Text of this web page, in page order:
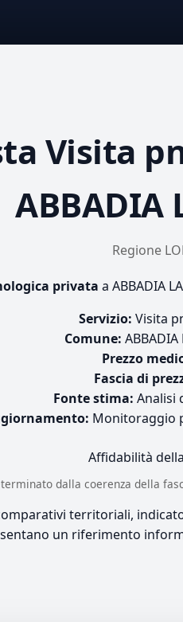
Visita
ABBADIA
Regione
privata a ABBADIA
Servizio: Visita
Comune: ABBADIA
Prezzo
Fascia di
Fonte stima: Analisi
Monitoraggio
Affidabilità
dalla coerenza della
territoriali,
un riferimento